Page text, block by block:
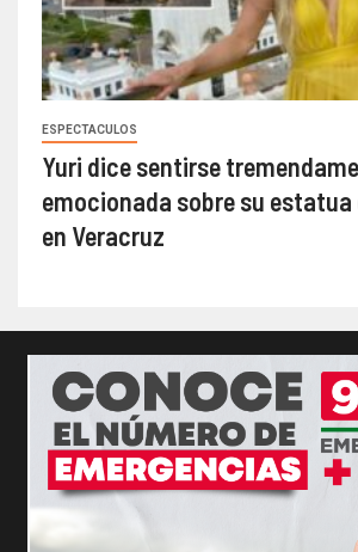
ESPECTACULOS
Yuri dice sentirse
emocionada sobre su estatua
en Veracruz